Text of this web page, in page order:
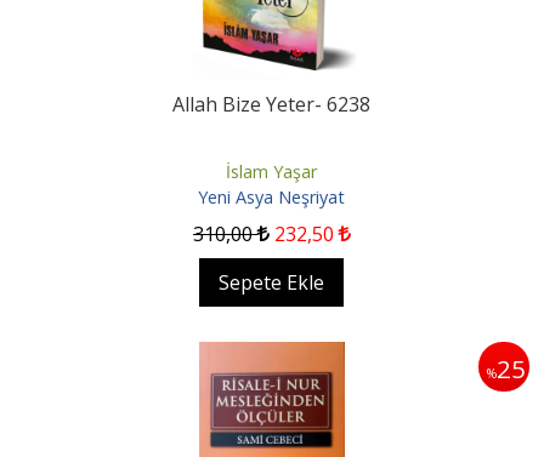
Allah Bize Yeter- 6238
İslam Yaşar
Yeni Asya Neşriyat
310,00 232,50
Sepete Ekle
%25